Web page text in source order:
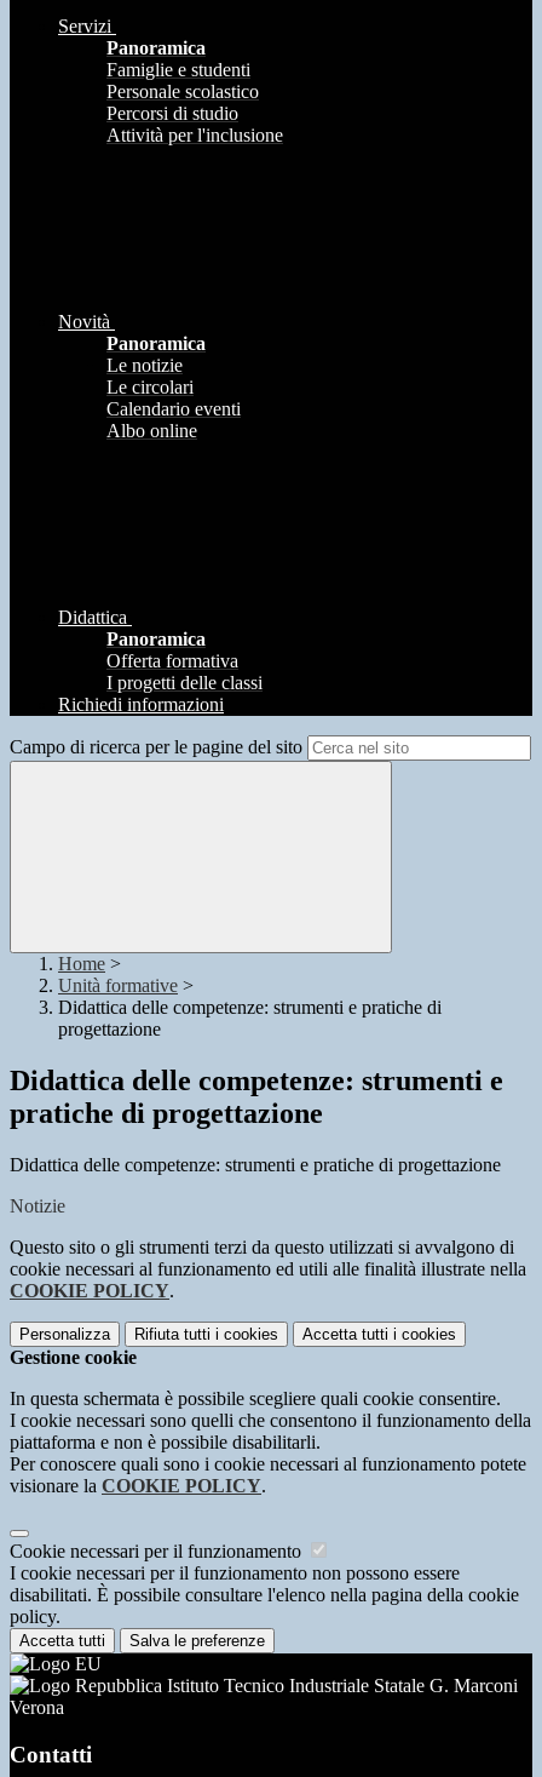
Servizi
Panoramica
Famiglie e studenti
Personale scolastico
Percorsi di studio
Attività per l'inclusione
Novità
Panoramica
Le notizie
Le circolari
Calendario eventi
Albo online
Didattica
Panoramica
Offerta formativa
I progetti delle classi
Richiedi informazioni
Campo di ricerca per le pagine del sito
Home >
Unità formative >
Didattica delle competenze: strumenti e pratiche di
progettazione
Didattica delle competenze: strumenti e
pratiche di progettazione
Didattica delle competenze: strumenti e pratiche di progettazione
Notizie
Questo sito o gli strumenti terzi da questo utilizzati si avvalgono di
cookie necessari al funzionamento ed utili alle finalità illustrate nella
COOKIE POLICY.
Personalizza Rifiuta tutti i cookies Accetta tutti i cookies
Gestione cookie
In questa schermata è possibile scegliere quali cookie consentire.
I cookie necessari sono quelli che consentono il funzionamento della
piattaforma e non è possibile disabilitarli.
Per conoscere quali sono i cookie necessari al funzionamento potete
visionare la COOKIE POLICY.
Cookie necessari per il funzionamento
I cookie necessari per il funzionamento non possono essere
disabilitati. È possibile consultare l'elenco nella pagina della cookie
policy.
Accetta tutti Salva le preferenze
Istituto Tecnico Industriale Statale G. Marconi
Verona
Contatti